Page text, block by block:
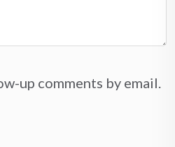
up comments by email.